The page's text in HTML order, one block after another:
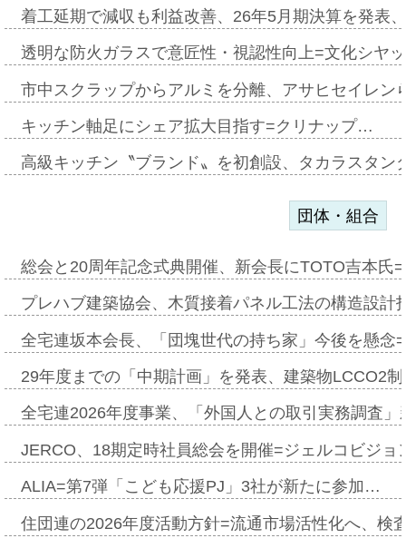
着工延期で減収も利益改善、26年5月期決算を発表
透明な防火ガラスで意匠性・視認性向上=文化シヤ
市中スクラップからアルミを分離、アサヒセイレ
キッチン軸足にシェア拡大目指す=クリナップ…
高級キッチン〝ブランド〟を初創設、タカラスタ
団体・組合
総会と20周年記念式典開催、新会長にTOTO吉本氏
プレハブ建築協会、木質接着パネル工法の構造設
全宅連坂本会長、「団塊世代の持ち家」今後を懸
29年度までの「中期計画」を発表、建築物LCCO2
全宅連2026年度事業、「外国人との取引実務調査
JERCO、18期定時社員総会を開催=ジェルコビジ
ALIA=第7弾「こども応援PJ」3社が新たに参加…
住団連の2026年度活動方針=流通市場活性化へ、検